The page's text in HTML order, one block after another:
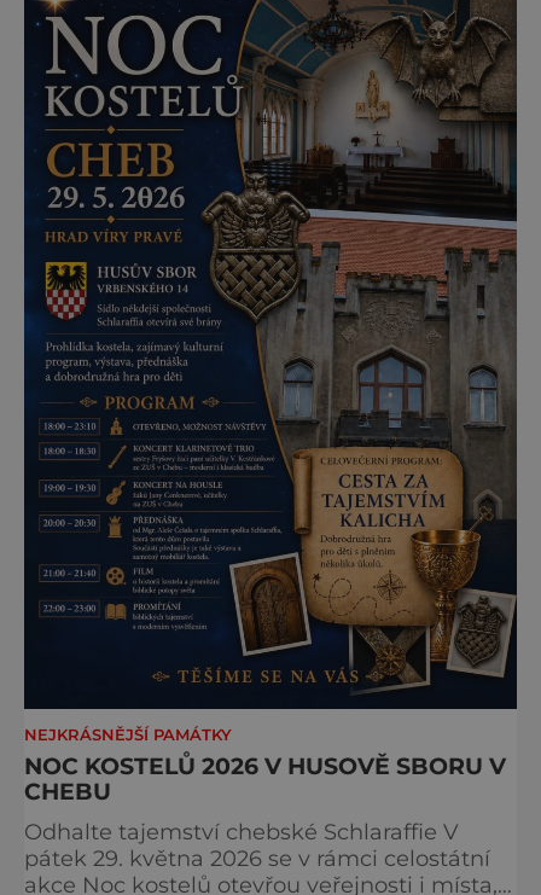
NEJKRÁSNĚJŠÍ PAMÁTKY
NOC KOSTELŮ 2026 V HUSOVĚ SBORU V
CHEBU
Odhalte tajemství chebské Schlaraffie V
pátek 29. května 2026 se v rámci celostátní
akce Noc kostelů otevřou veřejnosti i místa,